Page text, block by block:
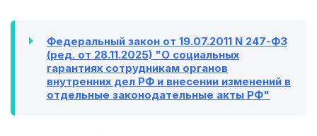
Федеральный закон от 19.07.2011 N 247-ФЗ
(ред. от 28.11.2025) "О социальных
гарантиях сотрудникам органов
внутренних дел РФ и внесении изменений в
отдельные законодательные акты РФ"